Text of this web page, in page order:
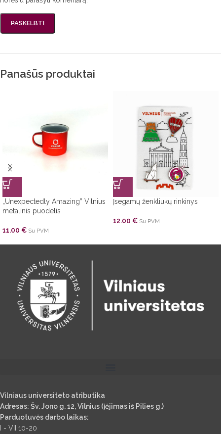
Panašūs produktai
„Unexpectedly Amazing” Vilnius
metalinis puodelis
11.00 € Su PVM
Įsegamų ženkliukų rinkinys
12.00 € Su PVM
Vilniaus universiteto atributika
Adresas: Šv. Jono g. 12, Vilnius (įėjimas iš Pilies g.)
Parduotuvės darbo laikas:
I - VII 10-20